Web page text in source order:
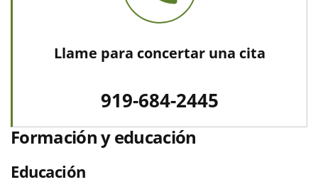
Llame para concertar una cita
919-684-2445
Formación y educación
Educación